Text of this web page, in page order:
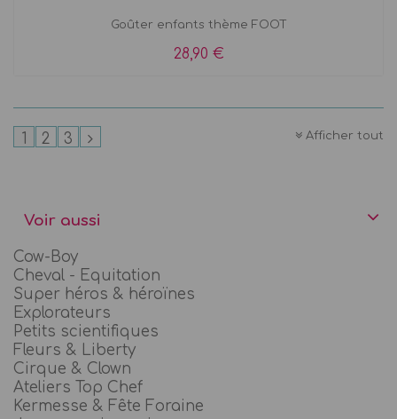
Goûter enfants thème FOOT
28,90 €
Afficher tout
1 2 3
Voir aussi
Cow-Boy
Cheval - Equitation
Super héros & héroïnes
Explorateurs
Petits scientifiques
Fleurs & Liberty
Cirque & Clown
Ateliers Top Chef
Kermesse & Fête Foraine